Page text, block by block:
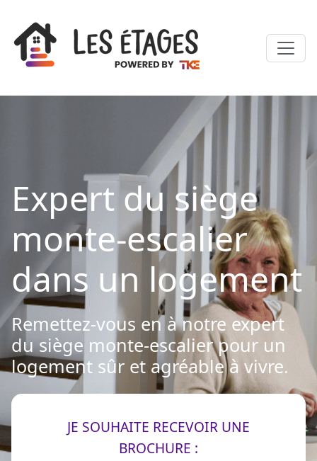
Expert du siège
monte-escalier
dans un logement
Remettez-vous en à notre expert
du siège monte-escalier pour un
logement sûr et agréable à vivre.
JE SOUHAITE RECEVOIR UNE
BROCHURE :